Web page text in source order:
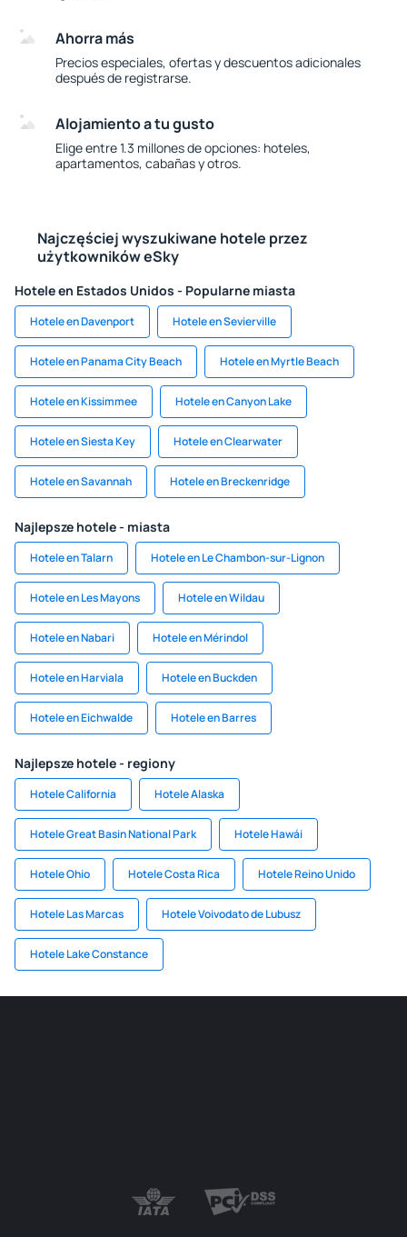
Ahorra más
Precios especiales, ofertas y descuentos adicionales
después de registrarse.
Alojamiento a tu gusto
Elige entre 1.3 millones de opciones: hoteles,
apartamentos, cabañas y otros.
Najczęściej wyszukiwane hotele przez
użytkowników eSky
Hotele en Estados Unidos - Popularne miasta
Hotele en Davenport Hotele en Sevierville
Hotele en Panama City Beach Hotele en Myrtle Beach
Hotele en Kissimmee Hotele en Canyon Lake
Hotele en Siesta Key Hotele en Clearwater
Hotele en Savannah Hotele en Breckenridge
Najlepsze hotele - miasta
Hotele en Talarn Hotele en Le Chambon-sur-Lignon
Hotele en Les Mayons Hotele en Wildau
Hotele en Nabari Hotele en Mérindol
Hotele en Harviala Hotele en Buckden
Hotele en Eichwalde Hotele en Barres
Najlepsze hotele - regiony
Hotele California Hotele Alaska
Hotele Great Basin National Park Hotele Hawái
Hotele Ohio Hotele Costa Rica Hotele Reino Unido
Hotele Las Marcas Hotele Voivodato de Lubusz
Hotele Lake Constance